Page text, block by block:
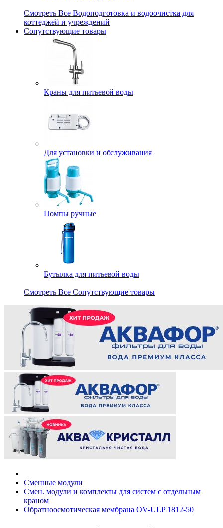
Смотреть Все Водоподготовка и водоочистка для
коттеджей и учреждений
Сопутствующие товары
Краны для питьевой воды
Для установки и обслуживания
Помпы ручные
Бутылка для питьевой воды
Смотреть Все Сопутствующие товары
Сменные модули
Смен. модули и комплекты для систем с отдельным
краном
Обратноосмотическая мембрана OV-ULP 1812-50